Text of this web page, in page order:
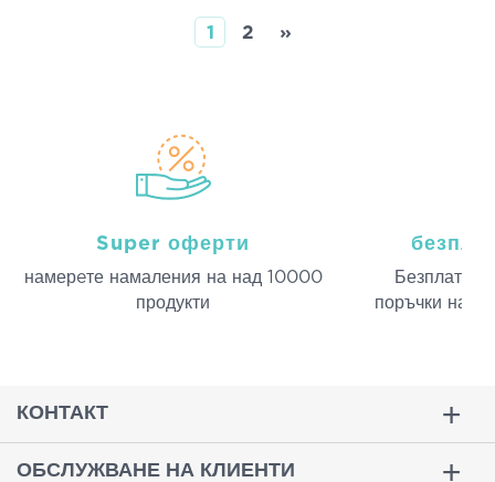
1 2 »
Super оферти
намерeте намаления на над 10000
продукти
Безплатна
поръчки над
КОНТАКТ
ОБСЛУЖВАНЕ НА КЛИЕНТИ